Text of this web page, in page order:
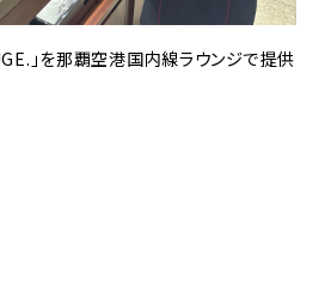
」を那覇空港国内線ラウンジで提供